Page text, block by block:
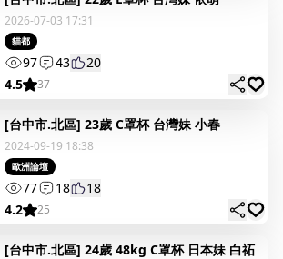
2026-07-03 17:31
貓都
97 43
20
4.5
37
[台中市.北區] 23歲 C罩杯 台灣妹 小春
2024-09-19 18:38
歐洲論壇
77 18
18
4.2
25
[台中市.北區] 24歲 48kg C罩杯 日本妹 白祏